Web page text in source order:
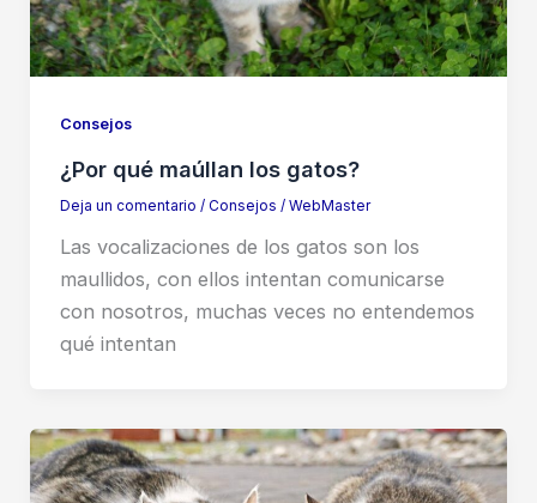
Consejos
¿Por qué maúllan los gatos?
Deja un comentario / Consejos / WebMaster
Las vocalizaciones de los gatos son los
maullidos, con ellos intentan comunicarse
con nosotros, muchas veces no entendemos
qué intentan